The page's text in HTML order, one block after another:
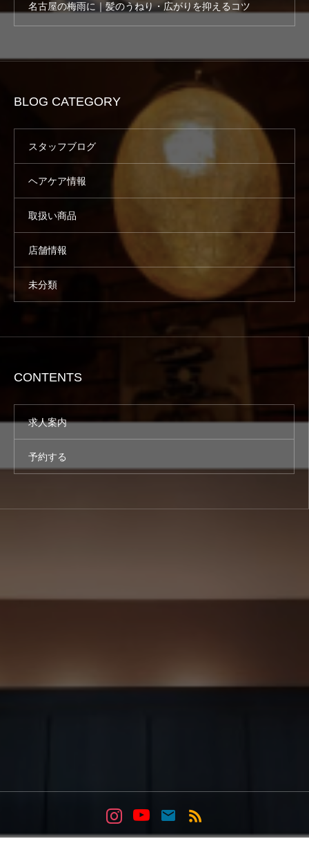
名古屋の梅雨に｜髪のうねり・広がりを抑えるコツ
BLOG CATEGORY
スタッフブログ
ヘアケア情報
取扱い商品
店舗情報
未分類
CONTENTS
求人案内
予約する